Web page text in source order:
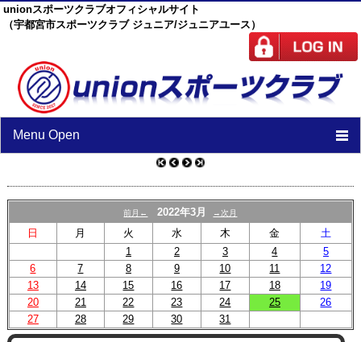
unionスポーツクラブオフィシャルサイト
（宇都宮市スポーツクラブ ジュニア/ジュニアユース）
Menu Open
TOP
ニュース
スケジュール
スタッフ
施設紹介
チーム紹介
前月← 2022年3月 →次月
日 月 火 水 木 金
土
1
2 3 4
5
6
7 8 9 10 11
12
13
14 15 16 17 18
19
20
21 22 23 24 25
26
27
28 29 30 31